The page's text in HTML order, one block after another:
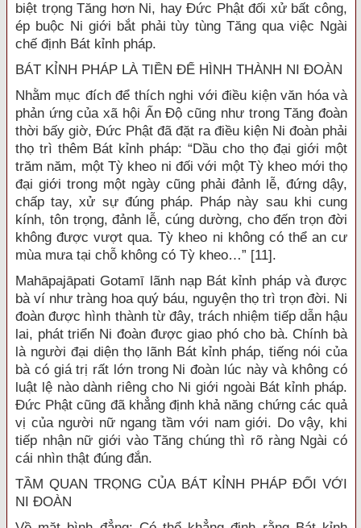
biệt trọng Tăng hơn Ni, hay Đức Phật đối xử bất công,
ép buộc Ni giới bắt phải tùy tùng Tăng qua việc Ngài
chế định Bát kỉnh pháp.
BÁT KỈNH PHÁP LÀ TIỀN ĐỂ HÌNH THÀNH NI ĐOÀN
Nhằm mục đích để thích nghi với điều kiện văn hóa và
phản ứng của xã hội Ấn Độ cũng như trong Tăng đoàn
thời bấy giờ, Đức Phật đã đặt ra điều kiện Ni đoàn phải
thọ trì thêm Bát kỉnh pháp: “Dầu cho thọ đại giới một
trăm năm, một Tỳ kheo ni đối với một Tỳ kheo mới thọ
đại giới trong một ngày cũng phải đảnh lễ, đứng dậy,
chấp tay, xử sự đúng pháp. Pháp này sau khi cung
kính, tôn trọng, đảnh lễ, cúng dường, cho đến trọn đời
không được vượt qua. Tỳ kheo ni không có thể an cư
mùa mưa tại chỗ không có Tỳ kheo…” [11].
Mahāpajāpati Gotamī lãnh nạp Bát kỉnh pháp và được
bà ví như tràng hoa quý báu, nguyện thọ trì trọn đời. Ni
đoàn được hình thành từ đây, trách nhiệm tiếp dẫn hậu
lai, phát triển Ni đoàn được giao phó cho bà. Chính bà
là người đại diện thọ lãnh Bát kỉnh pháp, tiếng nói của
bà có giá trị rất lớn trong Ni đoàn lúc này và không có
luật lệ nào dành riêng cho Ni giới ngoài Bát kỉnh pháp.
Đức Phật cũng đã khẳng định khả năng chứng các quả
vị của người nữ ngang tầm với nam giới. Do vậy, khi
tiếp nhận nữ giới vào Tăng chúng thì rõ ràng Ngài có
cái nhìn thật đúng đắn.
TẦM QUAN TRỌNG CỦA BÁT KỈNH PHÁP ĐỐI VỚI
NI ĐOÀN